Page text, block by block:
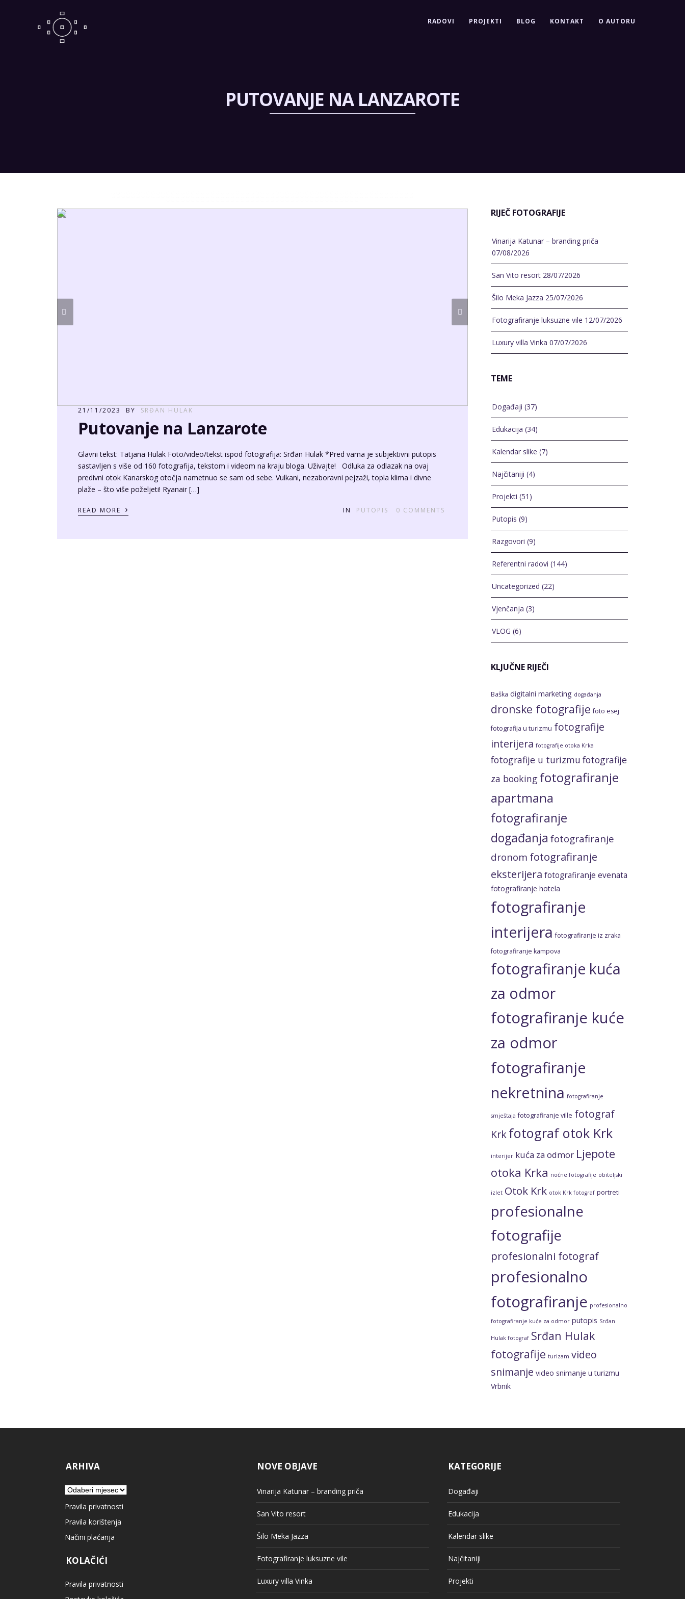
RADOVI PROJEKTI BLOG KONTAKT O AUTORU
PUTOVANJE NA LANZAROTE
21/11/2023 BY SRĐAN HULAK
Putovanje na Lanzarote
Glavni tekst: Tatjana Hulak Foto/video/tekst ispod fotografija: Srđan Hulak *Pred vama je subjektivni putopis
sastavljen s više od 160 fotografija, tekstom i videom na kraju bloga. Uživajte! Odluka za odlazak na ovaj
predivni otok Kanarskog otočja nametnuo se sam od sebe. Vulkani, nezaboravni pejzaži, topla klima i divne
plaže – što više poželjeti! Ryanair […]
READ MORE › IN PUTOPIS 0 COMMENTS
RIJEČ FOTOGRAFIJE
Vinarija Katunar – branding priča
07/08/2026
San Vito resort 28/07/2026
Šilo Meka Jazza 25/07/2026
Fotografiranje luksuzne vile 12/07/2026
Luxury villa Vinka 07/07/2026
TEME
Događaji (37)
Edukacija (34)
Kalendar slike (7)
Najčitaniji (4)
Projekti (51)
Putopis (9)
Razgovori (9)
Referentni radovi (144)
Uncategorized (22)
Vjenčanja (3)
VLOG (6)
KLJUČNE RIJEČI
Baška digitalni marketing događanja
dronske fotografije foto esej
fotografija u turizmu fotografije
interijera fotografije otoka Krka
fotografije u turizmu fotografije
za booking fotografiranje
apartmana
fotografiranje
događanja fotografiranje
dronom fotografiranje
eksterijera fotografiranje evenata
fotografiranje hotela
fotografiranje
interijera fotografiranje iz zraka
fotografiranje kampova
fotografiranje kuća
za odmor
fotografiranje kuće
za odmor
fotografiranje
nekretnina fotografiranje
smještaja fotografiranje ville fotograf
Krkfotograf otok Krk
interijer kuća za odmor Ljepote
otoka Krka noćne fotografije obiteljski
izlet Otok Krk otok Krk fotograf portreti
profesionalne
fotografije
profesionalni fotograf
profesionalno
fotografiranje profesionalno
fotografiranje kuće za odmor putopis Srđan
Hulak fotograf Srđan Hulak
fotografije turizam video
snimanje video snimanje u turizmu
Vrbnik
ARHIVA
Arhiva
Pravila privatnosti
Pravila korištenja
Načini plaćanja
KOLAČIĆI
Pravila privatnosti
NOVE OBJAVE
Vinarija Katunar – branding priča
San Vito resort
Šilo Meka Jazza
Fotografiranje luksuzne vile
Luxury villa Vinka
KATEGORIJE
Događaji
Edukacija
Kalendar slike
Najčitaniji
Projekti